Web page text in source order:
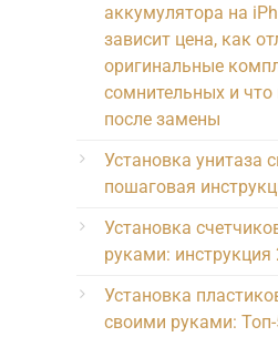
аккумулятора на
зависит цена, как
оригинальные
сомнительных и что
после замены
Установка унитаза
пошаговая
Установка
руками: инструкция
Установка
своими руками: